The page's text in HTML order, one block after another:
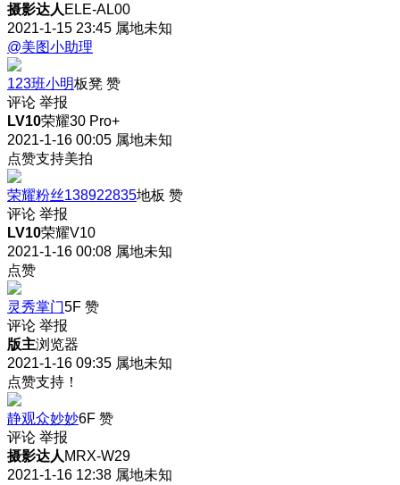
摄影达人 ELE-AL00
2021-1-15 23:45 属地未知
@美图小助理
123班小明板凳 赞
评论 举报
LV10荣耀30 Pro+
2021-1-16 00:05 属地未知
点赞支持美拍
荣耀粉丝138922835地板 赞
评论 举报
LV10荣耀V10
2021-1-16 00:08 属地未知
点赞
灵秀掌门5F 赞
评论 举报
版主浏览器
2021-1-16 09:35 属地未知
点赞支持！
静观众妙妙6F 赞
评论 举报
摄影达人 MRX-W29
2021-1-16 12:38 属地未知